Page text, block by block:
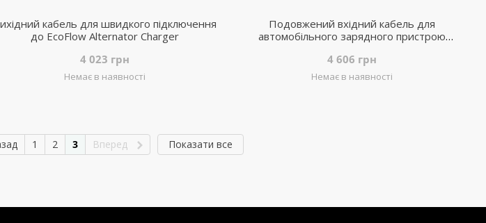
кабель для швидкого підключення
до EcoFlow Alternator Charger
4 023 грн
Немає в наявності
Подовжений вхідний кабель для
автомобільного зарядного пристрою
4 606 грн
Немає в наявності
1 2 3 Вперед Показати все